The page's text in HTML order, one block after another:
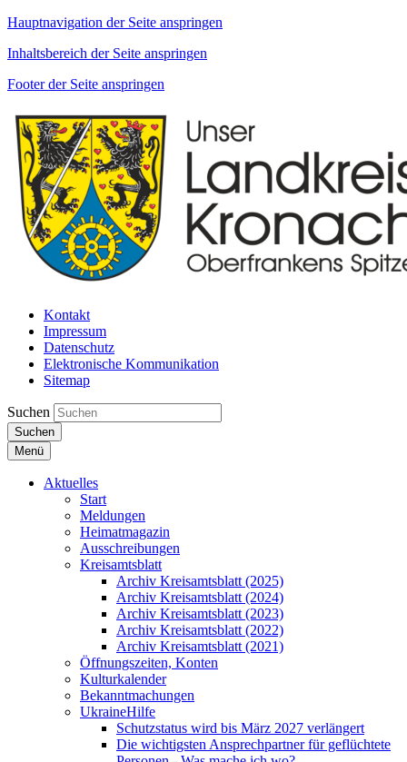
Hauptnavigation der Seite anspringen
Inhaltsbereich der Seite anspringen
Footer der Seite anspringen
Kontakt
Impressum
Datenschutz
Elektronische Kommunikation
Sitemap
Suchen
Suchen
Menü
Aktuelles
Start
Meldungen
Heimatmagazin
Ausschreibungen
Kreisamtsblatt
Archiv Kreisamtsblatt (2025)
Archiv Kreisamtsblatt (2024)
Archiv Kreisamtsblatt (2023)
Archiv Kreisamtsblatt (2022)
Archiv Kreisamtsblatt (2021)
Öffnungszeiten, Konten
Kulturkalender
Bekanntmachungen
UkraineHilfe
Schutzstatus wird bis März 2027 verlängert
Die wichtigsten Ansprechpartner für geflüchtete